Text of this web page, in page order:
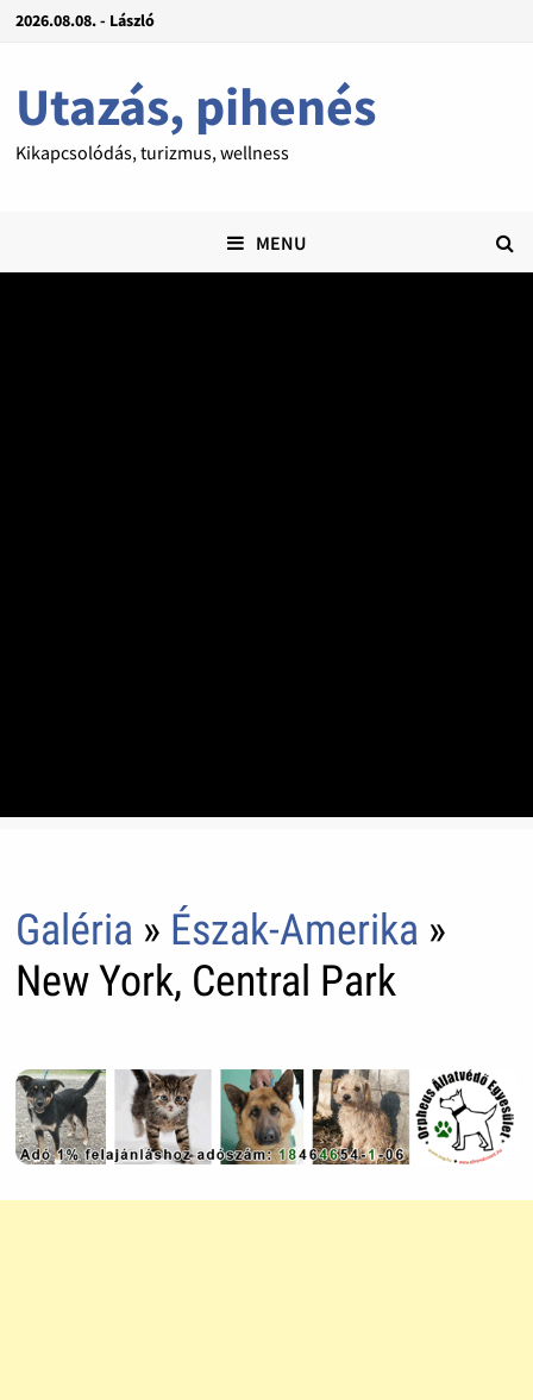
2026.08.08. - László
Utazás, pihenés
Kikapcsolódás, turizmus, wellness
MENU
Galéria » Észak-Amerika »
New York, Central Park